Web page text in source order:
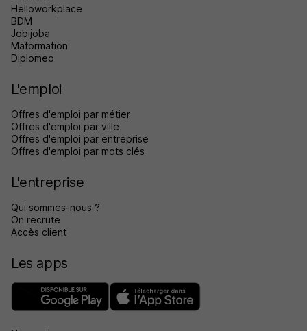
Helloworkplace
BDM
Jobijoba
Maformation
Diplomeo
L'emploi
Offres d'emploi par métier
Offres d'emploi par ville
Offres d'emploi par entreprise
Offres d'emploi par mots clés
L'entreprise
Qui sommes-nous ?
On recrute
Accès client
Les apps